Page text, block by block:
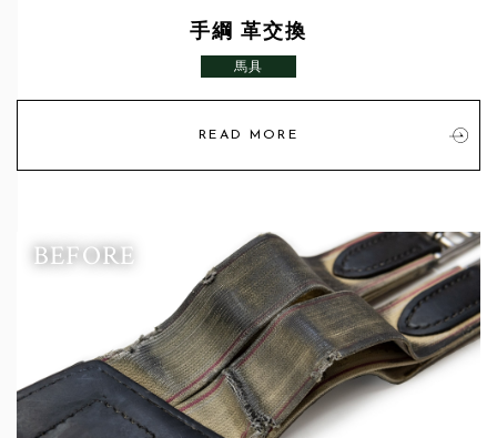
手綱 革交換
馬具
READ MORE
BEFORE